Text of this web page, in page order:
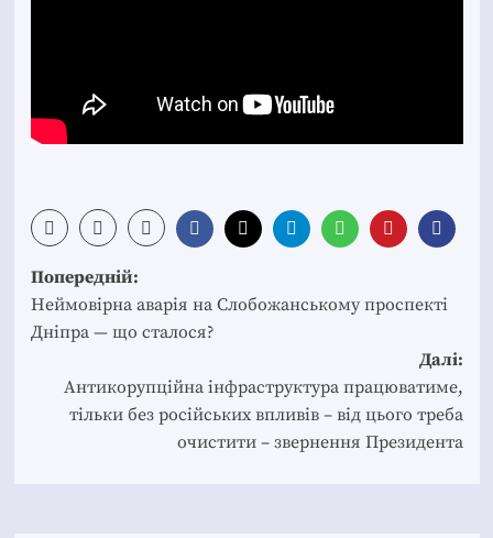
Post
navigation
Попередній:
Неймовірна аварія на Слобожанському проспекті
Дніпра — що сталося?
Далі:
Антикорупційна інфраструктура працюватиме,
тільки без російських впливів – від цього треба
очистити – звернення Президента